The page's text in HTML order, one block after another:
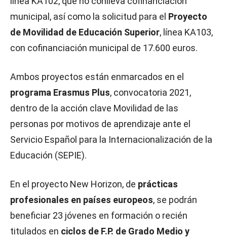
municipal, así como la solicitud para el Proyecto
de Movilidad de Educación Superior, línea KA103,
con cofinanciación municipal de 17.600 euros.
Ambos proyectos están enmarcados en el
programa Erasmus Plus, convocatoria 2021,
dentro de la acción clave Movilidad de las
personas por motivos de aprendizaje ante el
Servicio Español para la Internacionalización de la
Educación (SEPIE).
En el proyecto New Horizon, de prácticas
profesionales en países europeos, se podrán
beneficiar 23 jóvenes en formación o recién
titulados en ciclos de F.P. de Grado Medio y